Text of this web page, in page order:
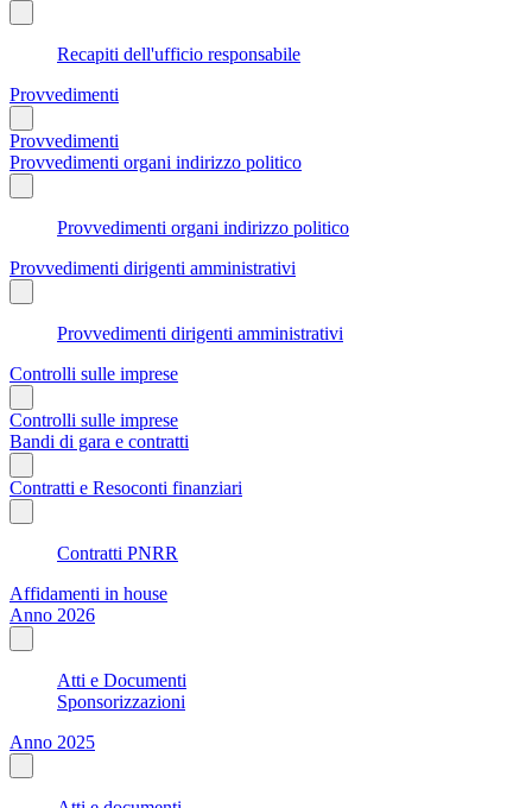
Recapiti dell'ufficio responsabile
Provvedimenti
Provvedimenti
Provvedimenti organi indirizzo politico
Provvedimenti organi indirizzo politico
Provvedimenti dirigenti amministrativi
Provvedimenti dirigenti amministrativi
Controlli sulle imprese
Controlli sulle imprese
Bandi di gara e contratti
Contratti e Resoconti finanziari
Contratti PNRR
Affidamenti in house
Anno 2026
Atti e Documenti
Sponsorizzazioni
Anno 2025